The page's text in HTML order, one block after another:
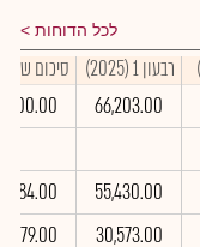
לכל הדוחות
רבעון 1 (2025)
סיכום שנתי 2025
66,203.00
55,430.00
30,573.00